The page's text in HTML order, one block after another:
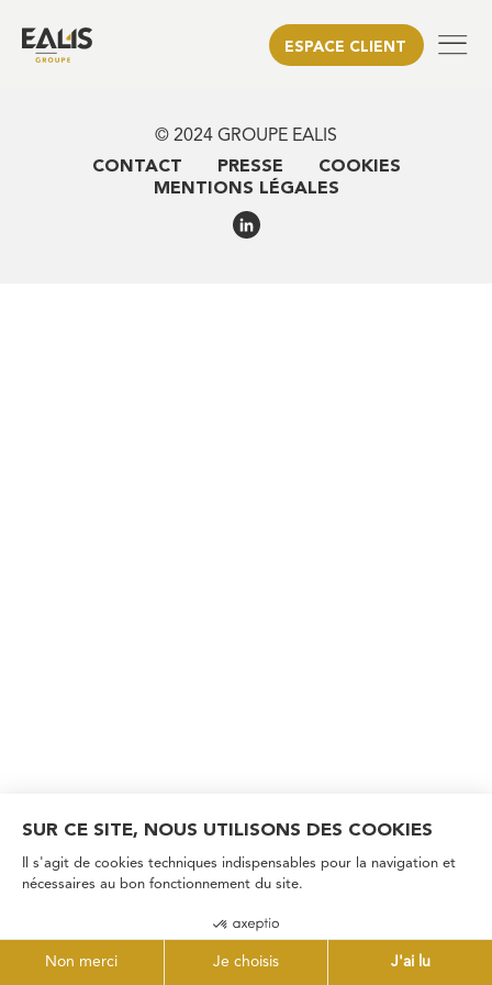
ESPACE CLIENT
© 2024 GROUPE EALIS
CONTACT
PRESSE
COOKIES
MENTIONS LÉGALES
SUR CE SITE, NOUS UTILISONS DES COOKIES
Il s'agit de cookies techniques indispensables pour la navigation et
nécessaires au bon fonctionnement du site.
Non merci Je choisis J'ai lu